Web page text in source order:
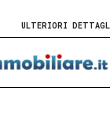
ULTERIORI